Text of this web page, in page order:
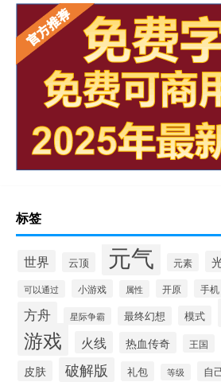
标签
世界 云顶 元气 元素
可以通过 小游戏 属性 开原 手机
方舟 星际争霸 最终幻想 模式
游戏 火线 热血传奇 王国
皮肤 破解版 礼包 等级 自